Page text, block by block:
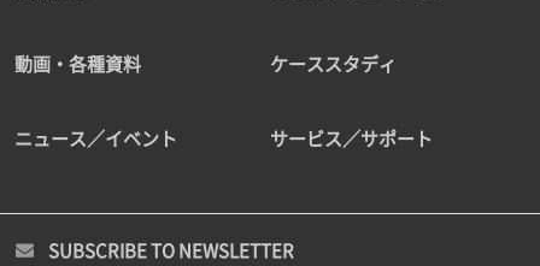
動画・各種資料 ケーススタディ
ニュース／イベント サービス／サポート
SUBSCRIBE TO NEWSLETTER